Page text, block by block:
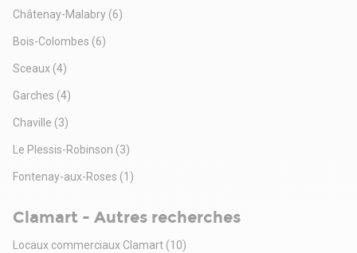
Châtenay-Malabry (6)
Bois-Colombes (6)
Sceaux (4)
Garches (4)
Chaville (3)
Le Plessis-Robinson (3)
Fontenay-aux-Roses (1)
Clamart - Autres recherches
Locaux commerciaux Clamart (10)